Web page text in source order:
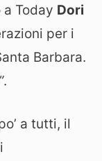
Today Dori
per i
Barbara.
.
a tutti, il